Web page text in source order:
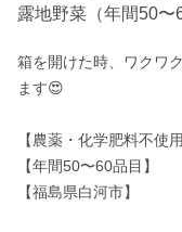
露地野菜（年間50〜
箱を開けた時、ワクワ
ます😍
【農薬・化学肥料不使用
【年間50〜60品目】
【福島県白河市】